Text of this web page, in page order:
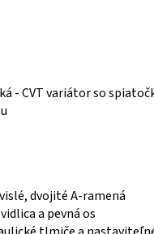
- CVT variátor so
dvojité A-ramená
a pevná os